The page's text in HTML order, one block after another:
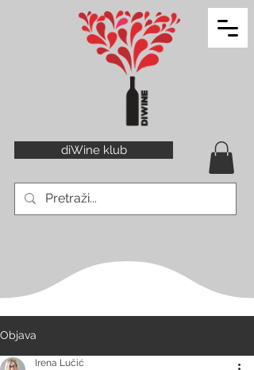
diWine klub
Objava
Irena Lučić